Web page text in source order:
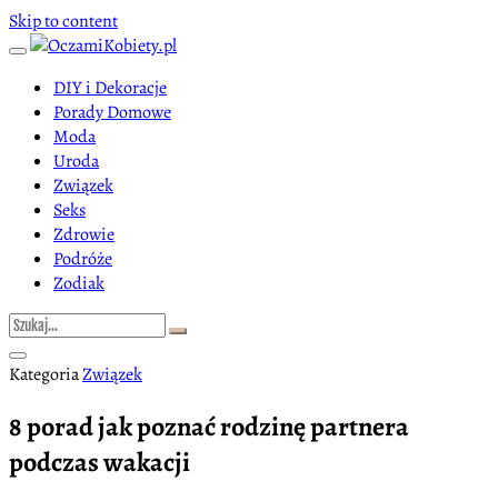
Skip to content
DIY i Dekoracje
Porady Domowe
Moda
Uroda
Związek
Seks
Zdrowie
Podróże
Zodiak
KategoriaZwiązek
8 porad jak poznać rodzinę partnera
podczas wakacji